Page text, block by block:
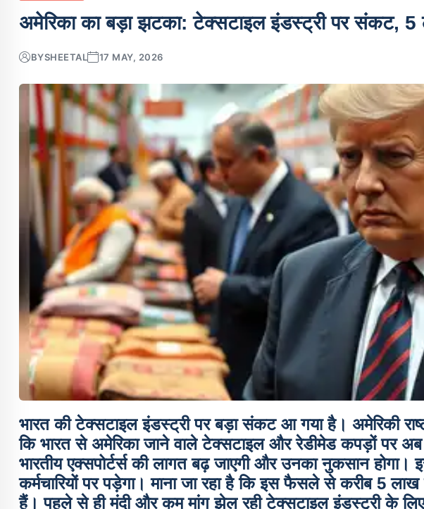
अमेरिका का बड़ा झटका: टेक्सटाइल इंडस्ट्री पर संकट, 5
BYSHEETAL 17 MAY, 2026
भारत की टेक्सटाइल इंडस्ट्री पर बड़ा संकट आ गया है। अमेरिकी
कि भारत से अमेरिका जाने वाले टेक्सटाइल और रेडीमेड कपड़ों पर अब
भारतीय एक्सपोर्टर्स की लागत बढ़ जाएगी और उनका नुकसान
कर्मचारियों पर पड़ेगा। माना जा रहा है कि इस फैसले से करीब 5 लाख
हैं। पहले से ही मंदी और कम मांग झेल रही टेक्सटाइल इंडस्ट्री के